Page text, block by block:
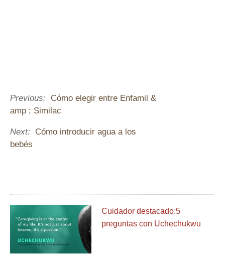
Previous:
Cómo elegir entre Enfamil &
amp ; Similac
Next:
Cómo introducir agua a los
bebés
Cuidador destacado:5
preguntas con Uchechukwu